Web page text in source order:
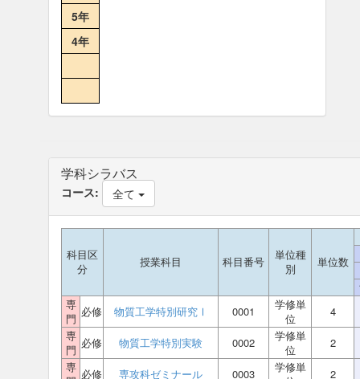
5年
4年
学科シラバス
コース: 全て
科目区
分
授業科目 科目番号
単位種
別
単位数
専
門 必修 物質工学特別研究Ⅰ 0001
学修単
位
4
専
門 必修 物質工学特別実験 0002
学修単
位
2
専 必修 専攻科ゼミナール 0003
学修単
2